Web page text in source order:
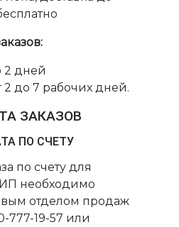
2 дней
до 7 рабочих дней.
ЗАКАЗОВ
ПО СЧЕТУ
по счету для
необходимо
отделом продаж
777-19-57 или